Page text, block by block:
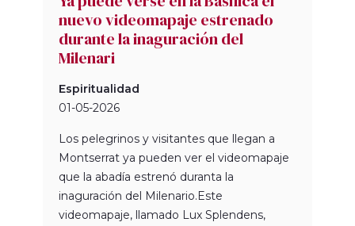
nuevo videomapaje estrenado
durante la inaguración del
Milenari
Espiritualidad
01-05-2026
Los pelegrinos y visitantes que llegan a
Montserrat ya pueden ver el videomapaje
que la abadía estrenó duranta la
inaguración del Milenario.Este
videomapaje, llamado Lux Splendens,